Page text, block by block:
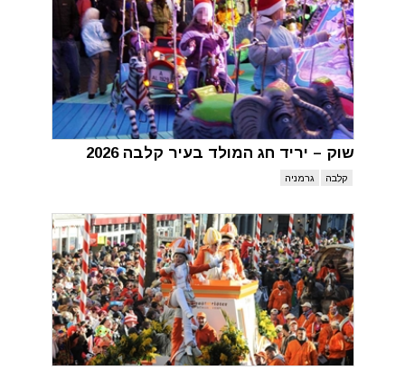
שוק – יריד חג המולד בעיר קלבה 2026
קלבה גרמניה